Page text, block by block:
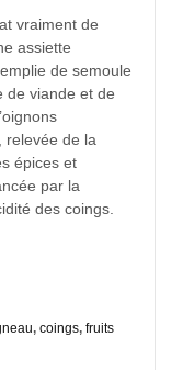
vraiment de
assiette
de semoule
de viande et de
relevée de la
épices et
par la
des coings.
, coings, fruits